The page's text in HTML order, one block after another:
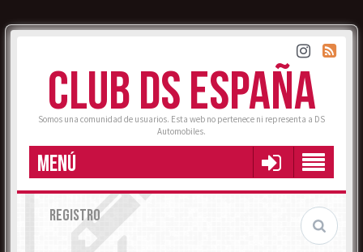
CLUB DS ESPAÑA
Somos una comunidad de usuarios. Esta web no pertenece ni representa a DS
Automobiles.
MENÚ
REGISTRO